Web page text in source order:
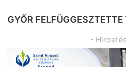
GYŐR FELFÜGGESZTETTE
-